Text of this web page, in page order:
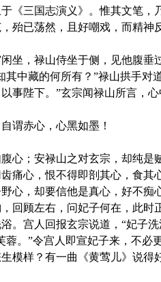
《三国志演义》。惟其文笔，
殆已荡然，且好嘲戏，而精神
，禄山侍坐于侧，见他腹垂
其中藏的何所有？”禄山拱手对
事陛下。”玄宗闻禄山所言，
赤心，心黑如墨！
；安禄山之对玄宗，却纯是
痛心，恨不得即剖其心，食其
心，却要信他是真心，好不痴
回顾左右，问妃子何在，此时
。宫人回报玄宗说道，“妃子
蓉。”令宫人即宣妃子来，不必
模样？有一曲《黄莺儿》说得